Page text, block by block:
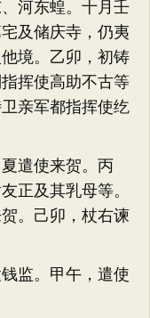
河东蝗。十月壬
及储庆寺，仍夷
境。乙卯，初铸
挥使高助不古等
亲军都指挥使纥
遣使来贺。丙
正及其乳母等。
。己卯，杖右谏
监。甲午，遣使